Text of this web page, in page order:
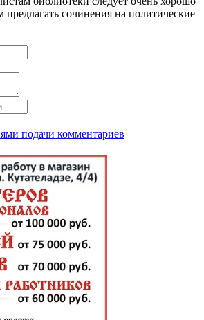
предлагать сочинения на политические
подачи комментариев